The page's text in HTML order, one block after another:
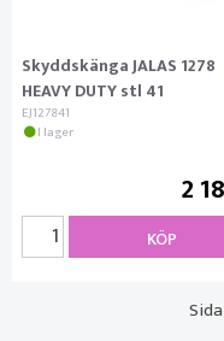
Skyddskänga JALAS 1278
HEAVY DUTY stl 41
EJ127841
I lager
2
KÖP